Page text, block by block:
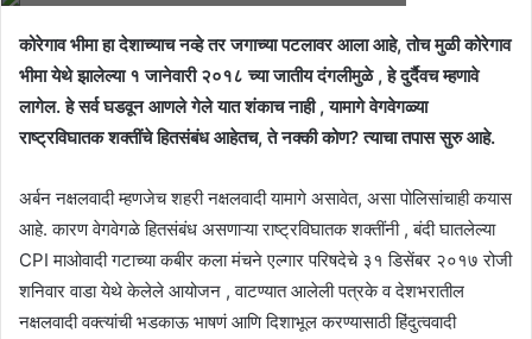
कोरेगाव भीमा हा देशाच्याच नव्हे तर जगाच्या पटलावर आला आहे, तोच मुळी कोरेगाव
भीमा येथे झालेल्या १ जानेवारी २०१८ च्या जातीय दंगलीमुळे , हे दुर्दैवच म्हणावे
लागेल. हे सर्व घडवून आणले गेले यात शंकाच नाही , यामागे वेगवेगळ्या
राष्ट्रविघातक शक्तींचे हितसंबंध आहेतच, ते नक्की कोण? त्याचा तपास सुरु आहे.
अर्बन नक्षलवादी म्हणजेच शहरी नक्षलवादी यामागे असावेत, असा पोलिसांचाही कयास
आहे. कारण वेगवेगळे हितसंबंध असणाऱ्या राष्ट्रविघातक शक्तींनी , बंदी घातलेल्या
CPI माओवादी गटाच्या कबीर कला मंचने एल्गार परिषदेचे ३१ डिसेंबर २०१७ रोजी
शनिवार वाडा येथे केलेले आयोजन , वाटण्यात आलेली पत्रके व देशभरातील
नक्षलवादी वक्त्यांची भडकाऊ भाषणं आणि दिशाभूल करण्यासाठी हिंदुत्ववादी